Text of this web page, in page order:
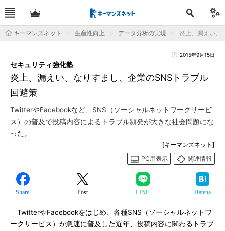
キーマンズネット 生産性向上 データ分析の実現 炎上、漏えい、
2015年9月15日
炎上、漏えい、なりすまし、企業のSNSトラブル
回避策
セキュリティ強化塾
TwitterやFacebookなど、SNS（ソーシャルネットワークサービ
ス）の普及で投稿内容によるトラブル頻発が大きな社会問題にな
った。
[キーマンズネット]
PC用表示
関連情報
Share Post LINE Hatena
TwitterやFacebookをはじめ、各種SNS（ソーシャルネットワ
ークサービス）が急速に普及した近年、投稿内容に関わるトラブ